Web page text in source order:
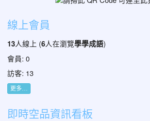
線上會員
13人線上 (6人在瀏覽學學成語)
會員: 0
訪客: 13
更多…
即時空品資訊看板